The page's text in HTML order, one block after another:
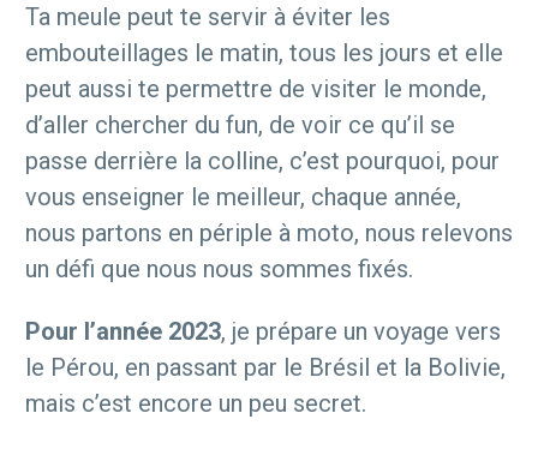
Ta meule peut te servir à éviter les
embouteillages le matin, tous les jours et elle
peut aussi te permettre de visiter le monde,
d’aller chercher du fun, de voir ce qu’il se
passe derrière la colline, c’est pourquoi, pour
vous enseigner le meilleur, chaque année,
nous partons en périple à moto, nous relevons
un défi que nous nous sommes fixés.
Pour l’année 2023, je prépare un voyage vers
le Pérou, en passant par le Brésil et la Bolivie,
mais c’est encore un peu secret.